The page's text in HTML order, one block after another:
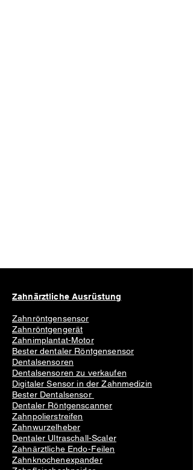
Zahnärztliche Ausrüstung
Zahnröntgensensor
Zahnröntgengerät
Zahnimplantat-Motor
Bester dentaler Röntgensensor
Dentalsensoren
Dentalsensoren zu verkaufen
Digitaler Sensor in der Zahnmedizin
Bester Dentalsensor
Dentaler Röntgenscanner
Zahnpolierstreifen
Zahnwurzelheber
Dentaler Ultraschall-Scaler
Zahnärztliche Endo-Feilen
Zahnknochenexpander